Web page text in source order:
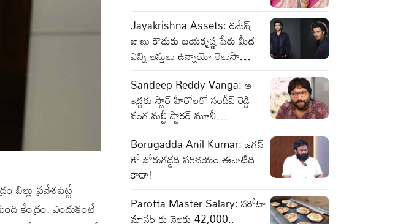
ప్రవేశపెట్టే
కేంద్రం. ఎందుకంటే
Jayakrishna Assets: రమేష్
బాబు కొడుకు జయకృష్ణ పేరు మీద
ఎన్ని ఆస్తులు ఉన్నాయో తెలుసా…
Sandeep Reddy Vanga: ఆ
ఇద్దరు స్టార్ హీరోలతో సందీప్ రెడ్డి
వంగ మల్టీ స్టారర్ మూవీ…
Borugadda Anil Kumar: జగన్
తో బోరుగడ్డది పరిచయం ఈనాటిది
కాదా!
Parotta Master Salary: పరోటా
మాస్టర్ కు నెలకు 42,000..